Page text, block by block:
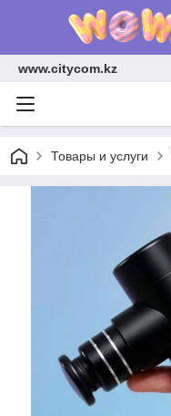
www.citycom.kz
Товары и услуги